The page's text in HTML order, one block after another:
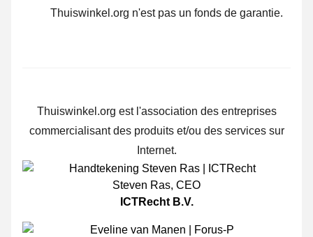
Thuiswinkel.org n'est pas un fonds de garantie.
Thuiswinkel.org est l'association des entreprises
commercialisant des produits et/ou des services sur
Internet.
Steven Ras, CEO
ICTRecht B.V.